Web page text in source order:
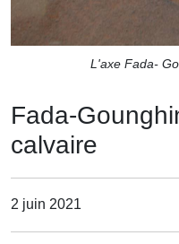
L'axe Fada-
Fada-
calvaire
2 juin 2021